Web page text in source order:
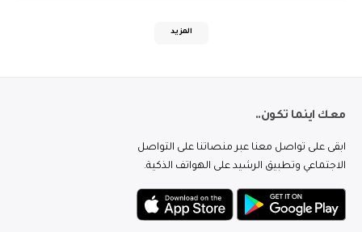
المزيد
معك اينما تكون..
ابقى على تواصل معنا عبر منصاتنا على التواصل
الاجتماعي وتطبيق الرشيد على الهواتف الذكية.